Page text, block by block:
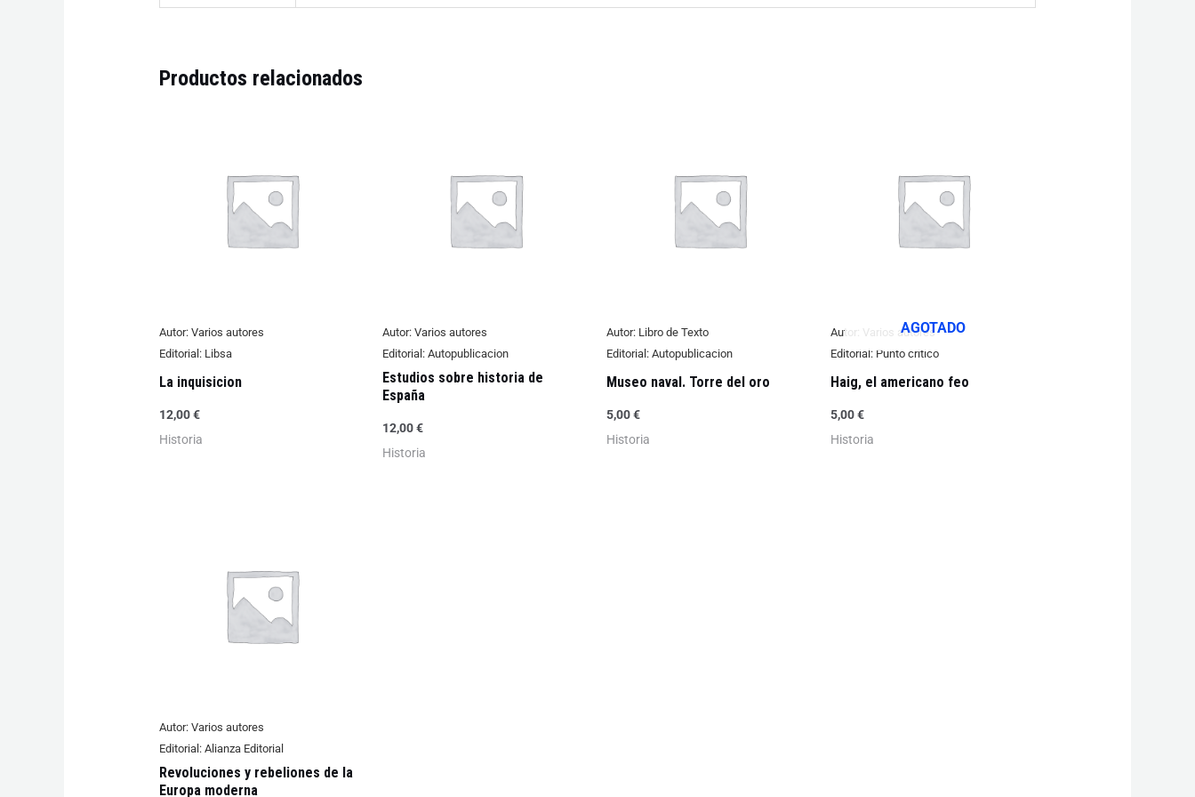
Productos relacionados
Autor:Varios autores
Editorial:Libsa
La inquisicion
12,00€
Historia
Autor: Varios autores
Editorial: Autopublicacion
Estudios sobre historia de
España
12,00€
Historia
Autor: Libro de Texto
Editorial: Autopublicacion
Museo naval. Torre del oro
5,00€
Historia
AGOTADO
Autor: Varios autores
Editorial:Punto critico
Haig, el americano feo
5,00€
Historia
Autor:Varios autores
Editorial:Alianza Editorial
Revoluciones y rebeliones de la
Europa moderna